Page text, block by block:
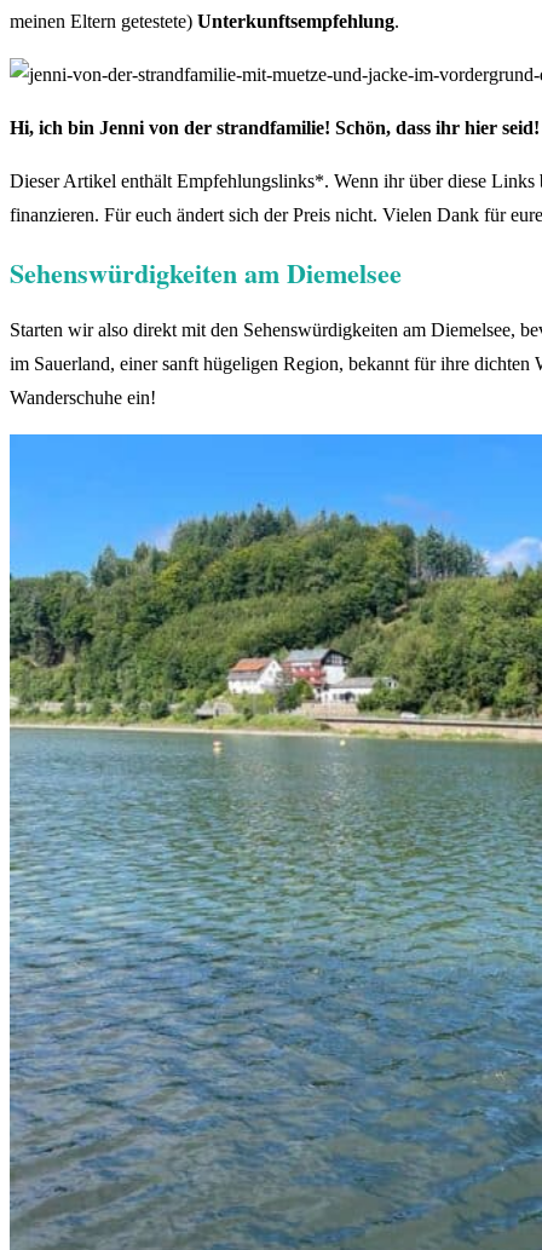
meinen Eltern getestete) Unterkunftsempfehlung.
Hi, ich bin Jenni von der strandfamilie! Schön, dass ihr hier
Dieser Artikel enthält Empfehlungslinks*. Wenn ihr über diese
finanzieren. Für euch ändert sich der Preis nicht. Vielen Dank für
Sehenswürdigkeiten am Diemelsee
Starten wir also direkt mit den Sehenswürdigkeiten am Diemelsee,
im Sauerland, einer sanft hügeligen Region, bekannt für ihre dichten
Wanderschuhe ein!